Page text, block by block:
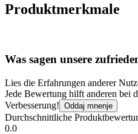
Produktmerkmale
Was sagen unsere
Lies die Erfahrungen anderer
Jede Bewertung hilft anderen bei
Verbesserung! Oddaj mnenje
Durchschnittliche
0.0